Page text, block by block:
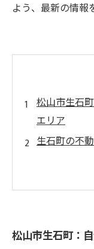
よう、最新の情報
松山市生石
エリア
生石町の不
考察
松山市生石町：